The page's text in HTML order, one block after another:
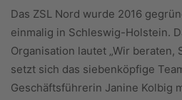
Das ZSL Nord wurde 2016
einmalig in Schleswig-Holstein.
Organisation lautet „Wir beraten,
setzt sich das siebenköpfige
Geschäftsführerin Janine Kolbig